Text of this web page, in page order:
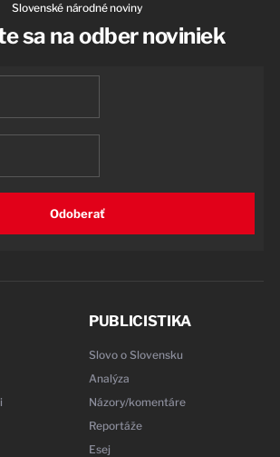
Slovenské národné noviny
sa na odber noviniek
Odoberať
PUBLICISTIKA
Slovo o Slovensku
Analýza
Názory/komentáre
Reportáže
Esej